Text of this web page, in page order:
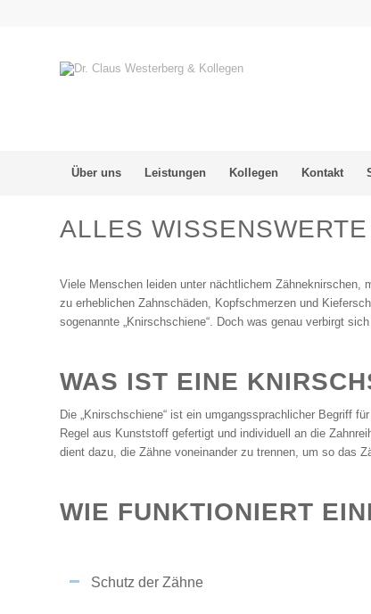
Über uns Leistungen Kollegen Kontakt
ALLES
Viele Menschen leiden unter nächtlichem
zu erheblichen Zahnschäden, Kopfschmerzen und
sogenannte „Knirschschiene“. Doch was genau verbirgt
WAS IST EINE
Die „Knirschschiene“ ist ein umgangssprachlicher Begriff
Regel aus Kunststoff gefertigt und individuell an die
dient dazu, die Zähne voneinander zu trennen, um so das
WIE FUNKTIONIERT
Schutz der Zähne